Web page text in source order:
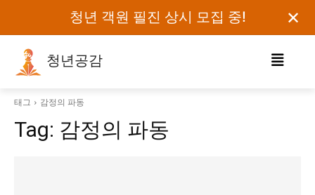
검색어를 입력하세요.
청년 객원 필진 상시 모집 중! ✕
청년공감
태그 감정의 파동
Tag: 감정의 파동